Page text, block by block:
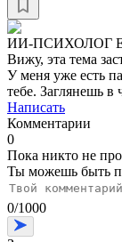
ИИ-ПСИХОЛОГ
Вижу, эта тема
У меня уже есть
тебе. Заглянешь в
Написать
Комментарии
0
Пока никто не
Ты можешь быть
0/1000